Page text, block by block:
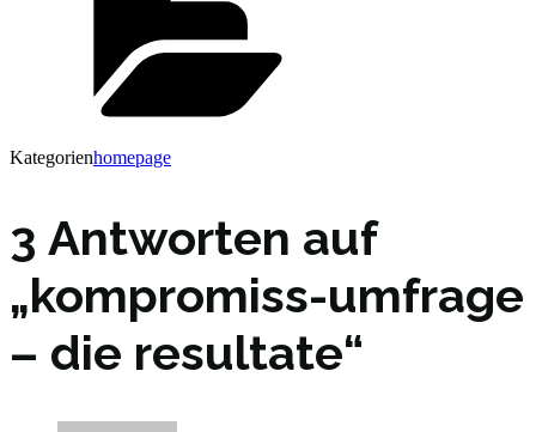
Kategorienhomepage
3 Antworten auf
„kompromiss-umfrage
– die resultate“